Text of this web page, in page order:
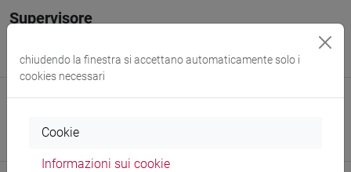
Supervisore
Fabio Vendruscolo (Università di Udine) / Stefano Martinelli
Tempesta (Università di Milano)
E-mail
alessandro.liut@unive.it
chiudendo la finestra si accettano automaticamente solo i
cookies necessari
Cookie
Informazioni sui cookie